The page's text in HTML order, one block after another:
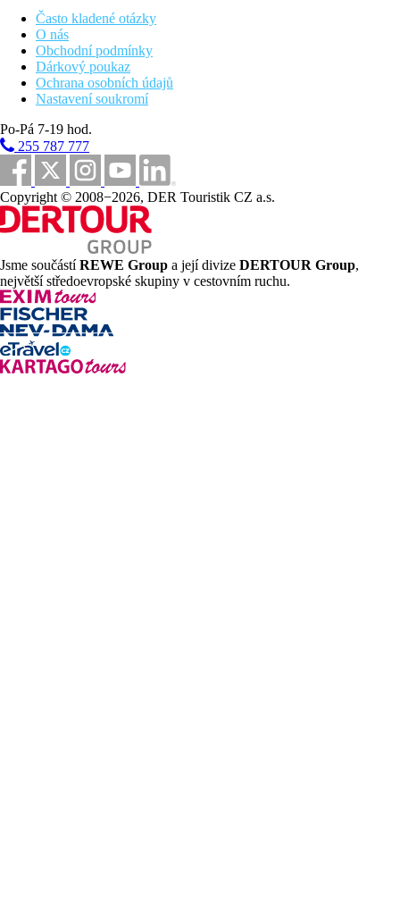
vlastní
Vzdálenost od disco klubu
6500 m
Výhody
Klimatizace za poplatek
Vzdálenosti
1 km
Vzdálenost k pláži
Centrum města
Pláž
Plážová dovolená
Často kladené otázky
O nás
Obchodní podmínky
Dárkový poukaz
Ochrana osobních údajů
Nastavení soukromí
Po-Pá 7-19 hod.
255 787 777
Copyright © 2008−2026, DER Touristik CZ a.s.
Jsme součástíREWE Group a její divize DERTOUR Group,
největší středoevropské skupiny v cestovním ruchu.